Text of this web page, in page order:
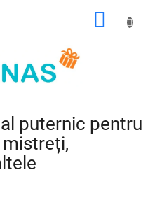
COŞ
puternic pentru